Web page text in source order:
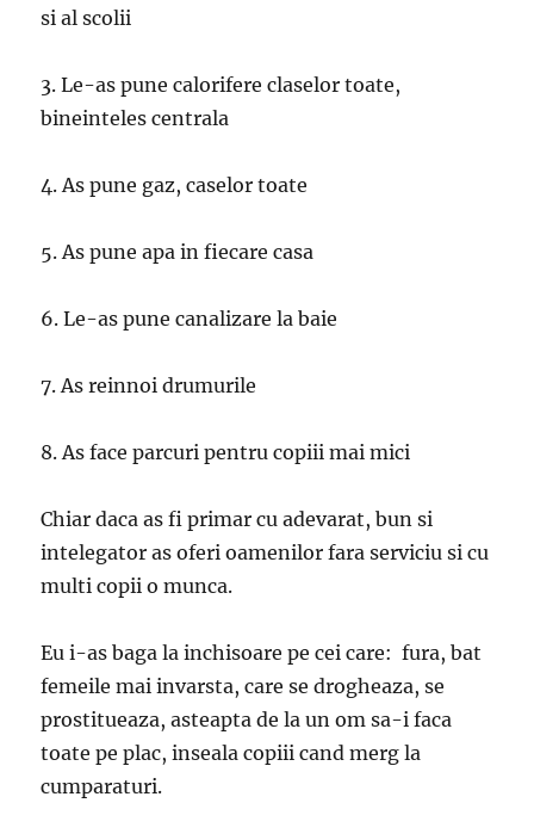
si al scolii
3. Le-as pune calorifere claselor toate,
bineinteles centrala
4. As pune gaz, caselor toate
5. As pune apa in fiecare casa
6. Le-as pune canalizare la baie
7. As reinnoi drumurile
8. As face parcuri pentru copiii mai mici
Chiar daca as fi primar cu adevarat, bun si
intelegator as oferi oamenilor fara serviciu si cu
multi copii o munca.
Eu i-as baga la inchisoare pe cei care: fura, bat
femeile mai invarsta, care se drogheaza, se
prostitueaza, asteapta de la un om sa-i faca
toate pe plac, inseala copiii cand merg la
cumparaturi.